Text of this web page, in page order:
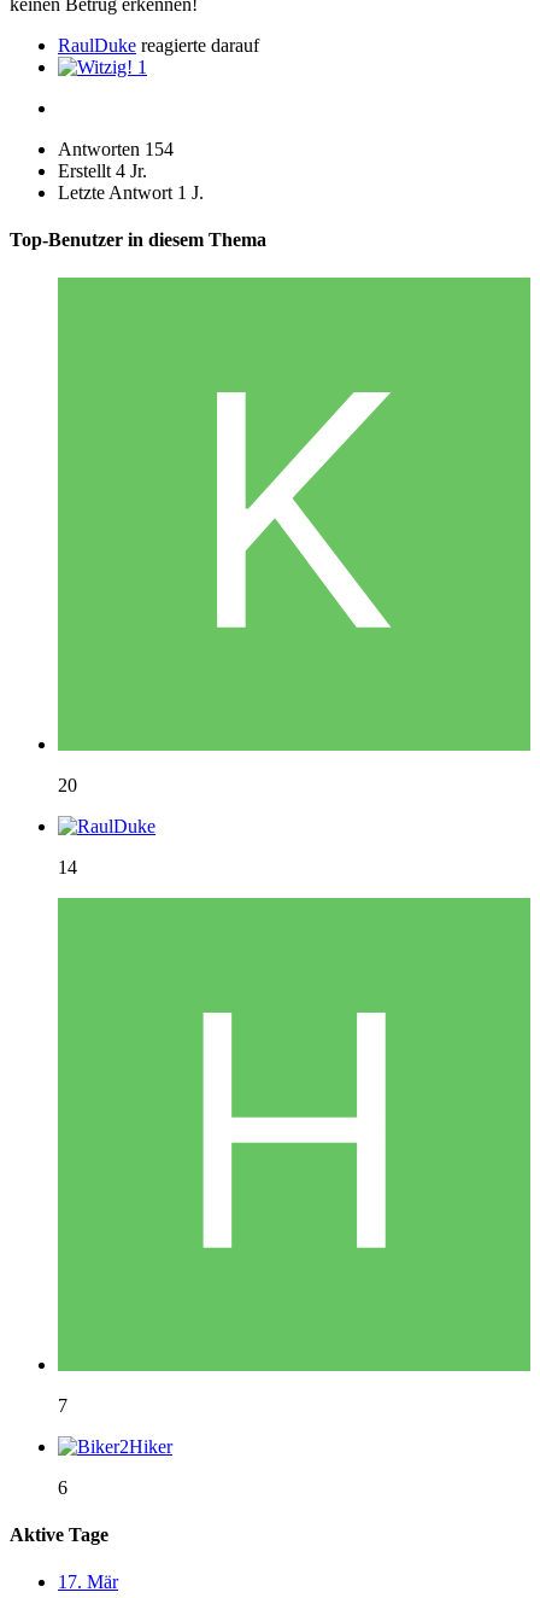
keinen Betrug erkennen!
RaulDuke reagierte darauf
1
Antworten 154
Erstellt 4 Jr.
Letzte Antwort 1 J.
Top-Benutzer in diesem Thema
20
14
7
6
Aktive Tage
17. Mär